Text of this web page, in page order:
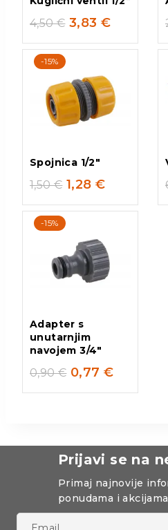
4,50€ 3,83 €
-15%
Spojnica 1/2″
1,50€ 1,28 €
-15%
Adapter s
unutarnjim
navojem 3/4″
0,90€ 0,77 €
Prijavi se na
Primaj najnovije
ponudama i akcijama